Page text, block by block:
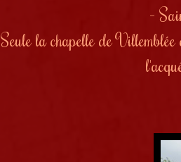
-
Seule la chapelle de